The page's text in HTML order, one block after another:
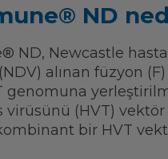
ND
ND, Newcastle
alınan füzyon (F)
genomuna
virüsünü (HVT)
bir HVT